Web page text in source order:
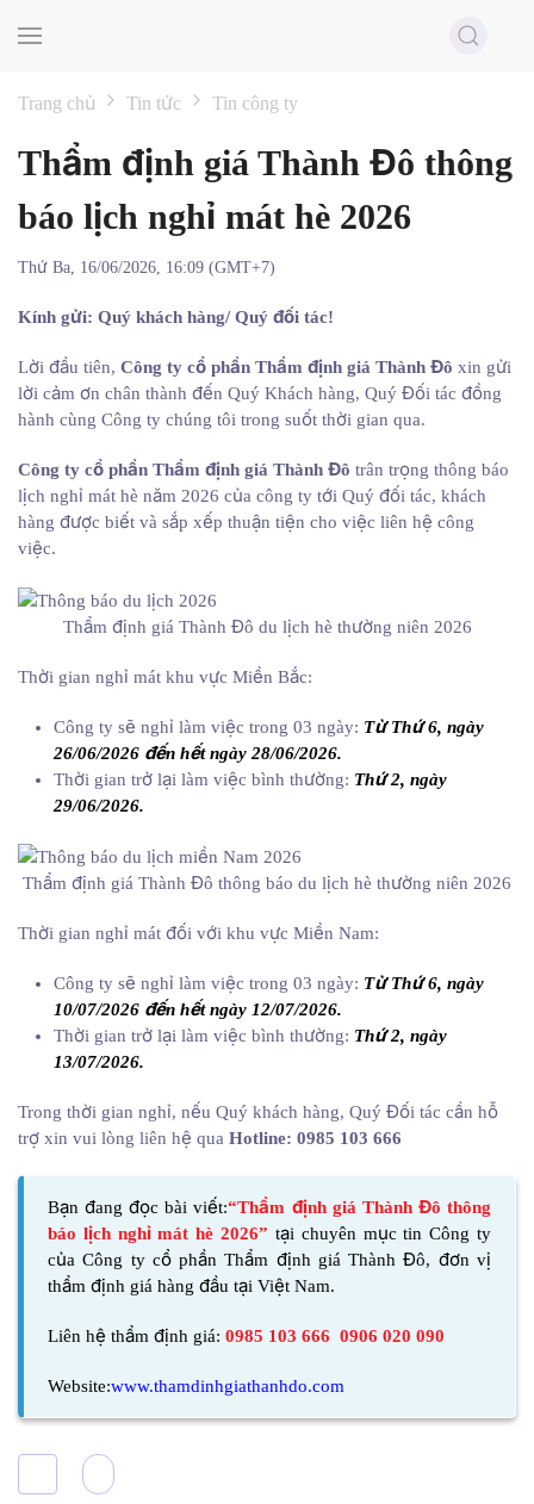
Trang chủ Tin tức Tin công ty
Thẩm định giá Thành Đô thông
báo lịch nghỉ mát hè 2026
Thứ Ba, 16/06/2026, 16:09 (GMT+7)
Kính gửi: Quý khách hàng/ Quý đối tác!
Lời đầu tiên, Công ty cổ phần Thẩm định giá Thành Đô xin gửi
lời cảm ơn chân thành đến Quý Khách hàng, Quý Đối tác đồng
hành cùng Công ty chúng tôi trong suốt thời gian qua.
Công ty cổ phần Thẩm định giá Thành Đô trân trọng thông báo
lịch nghỉ mát hè năm 2026 của công ty tới Quý đối tác, khách
hàng được biết và sắp xếp thuận tiện cho việc liên hệ công
việc.
Thẩm định giá Thành Đô du lịch hè thường niên 2026
Thời gian nghỉ mát khu vực Miền Bắc:
Công ty sẽ nghỉ làm việc trong 03 ngày: Từ Thứ 6, ngày
26/06/2026 đến hết ngày 28/06/2026.
Thời gian trở lại làm việc bình thường: Thứ 2, ngày
29/06/2026.
Thẩm định giá Thành Đô thông báo du lịch hè thường niên 2026
Thời gian nghỉ mát đối với khu vực Miền Nam:
Công ty sẽ nghỉ làm việc trong 03 ngày: Từ Thứ 6, ngày
10/07/2026 đến hết ngày 12/07/2026.
Thời gian trở lại làm việc bình thường: Thứ 2, ngày
13/07/2026.
Trong thời gian nghỉ, nếu Quý khách hàng, Quý Đối tác cần hỗ
trợ xin vui lòng liên hệ qua Hotline: 0985 103 666
Bạn đang đọc bài viết:“Thẩm định giá Thành Đô thông
báo lịch nghỉ mát hè 2026” tại chuyên mục tin Công ty
củaCông ty cổ phần Thẩm định giá Thành Đô, đơn vị
thẩm định giá hàng đầu tại Việt Nam.
Liên hệ thẩm định giá: 0985 103 666 0906 020 090
Website:www.thamdinhgiathanhdo.com